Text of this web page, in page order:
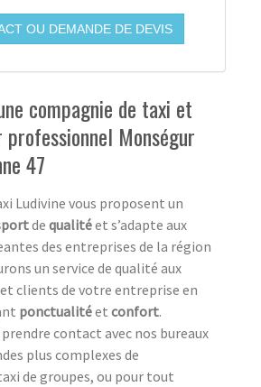
OU DEMANDE DE DEVIS
compagnie de taxi et
Monségur
47
Ludivine vous proposent un
de qualitéet s’adapte aux
des entreprises de la région
un service de qualité aux
clients de votre entreprise en
ponctualitéet confort.
prendre contact avec nos bureaux
plus complexes de
de groupes, ou pour tout